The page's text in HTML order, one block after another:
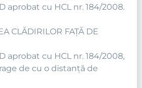
aprobat cu HCL nr. 184/2008.
CLĂDIRILOR FAŢĂ DE
aprobat cu HCL nr. 184/2008,
de cu o distanţă de